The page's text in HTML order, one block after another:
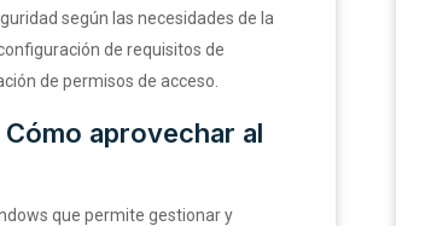
según las necesidades de la
de requisitos de
de permisos de acceso.
aprovechar al
que permite gestionar y